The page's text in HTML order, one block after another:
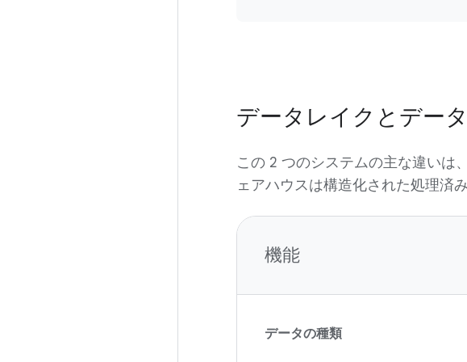
データレイクとデー
この 2 つのシステムの主な違いは
ェアハウスは構造化された処理済
機能
データの種類